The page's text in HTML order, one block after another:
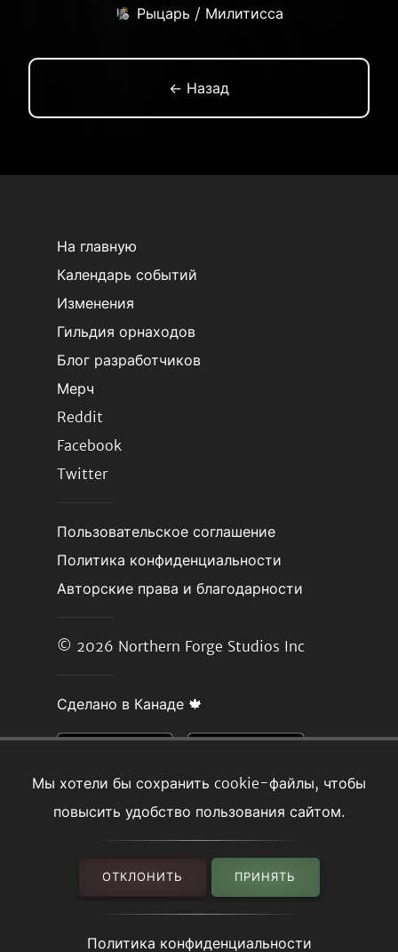
Мы хотели бы сохранить cookie-файлы, чтобы
повысить удобство пользования сайтом.
ОТКЛОНИТЬ ПРИНЯТЬ
Политика конфиденциальности
Рыцарь / Милитисса
← Назад
На главную
Календарь событий
Изменения
Гильдия орнаходов
Блог разработчиков
Мерч
Reddit
Facebook
Twitter
Пользовательское соглашение
Политика конфиденциальности
Авторские права и благодарности
© 2026 Northern Forge Studios Inc
Сделано в Канаде 🍁